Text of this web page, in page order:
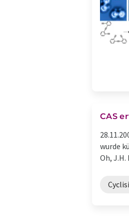
CAS
wurde
Oh, J.H.